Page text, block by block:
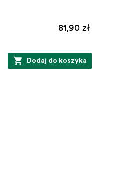
81,90 zł
Dodaj do koszyka